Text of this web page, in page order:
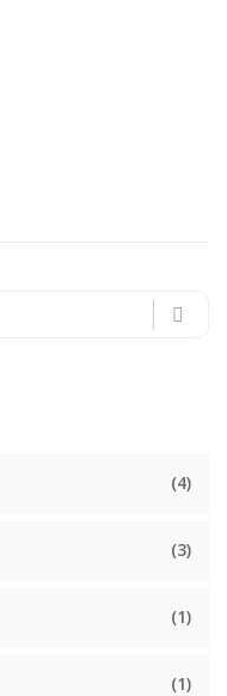
(4)
(3)
(1)
(1)